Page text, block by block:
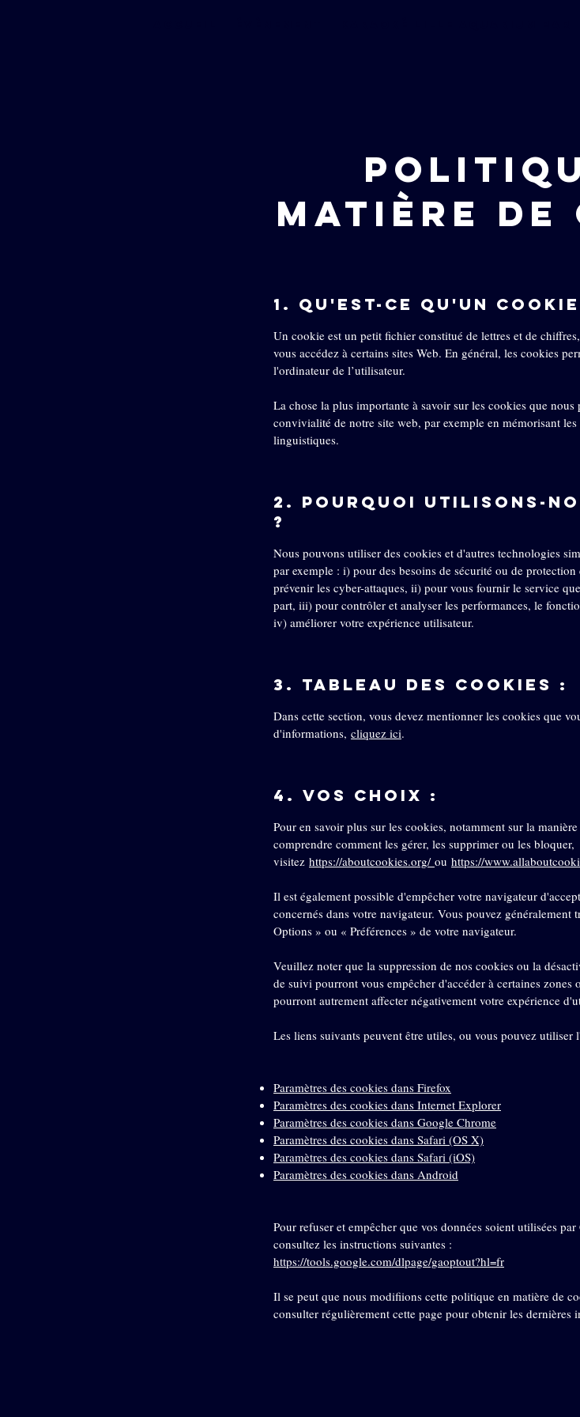
MATIÈRE DE
1. Qu'est-ce qu'un cookie
Un cookie est un petit fichier constitué de lettres et de
vous accédez à certains sites Web. En général, les cookies
l'ordinateur de l’utilisateur.
La chose la plus importante à savoir sur les cookies que
convivialité de notre site web, par exemple en mémorisant
linguistiques.
2. Pourquoi utilisons-
?
Nous pouvons utiliser des cookies et d'autres technologies
par exemple : i) pour des besoins de sécurité ou de
prévenir les cyber-attaques, ii) pour vous fournir le service
part, iii) pour contrôler et analyser les performances, le
iv) améliorer votre expérience utilisateur.
3. Tableau des cookies :
Dans cette section, vous devez mentionner les cookies que
d'informations, cliquez ici.
4. Vos choix :
Pour en savoir plus sur les cookies, notamment sur la
comprendre comment les gérer, les supprimer ou les bloquer,
visitez https://aboutcookies.org/ ou https://
Il est également possible d'empêcher votre navigateur
concernés dans votre navigateur. Vous pouvez généralement
Options » ou « Préférences » de votre navigateur.
Veuillez noter que la suppression de nos cookies ou la
de suivi pourront vous empêcher d'accéder à certaines zones
pourront autrement affecter négativement votre expérience
Les liens suivants peuvent être utiles, ou vous pouvez
Paramètres des cookies dans Firefox
Paramètres des cookies dans Internet Explorer
Paramètres des cookies dans Google Chrome
Paramètres des cookies dans Safari (OS X)
Paramètres des cookies dans Safari (iOS)
Paramètres des cookies dans Android
Pour refuser et empêcher que vos données soient utilisées
consultez les instructions suivantes :
https://tools.google.com/dlpage/gaoptout?hl=fr
Il se peut que nous modifiions cette politique en matière de
consulter régulièrement cette page pour obtenir les dernières